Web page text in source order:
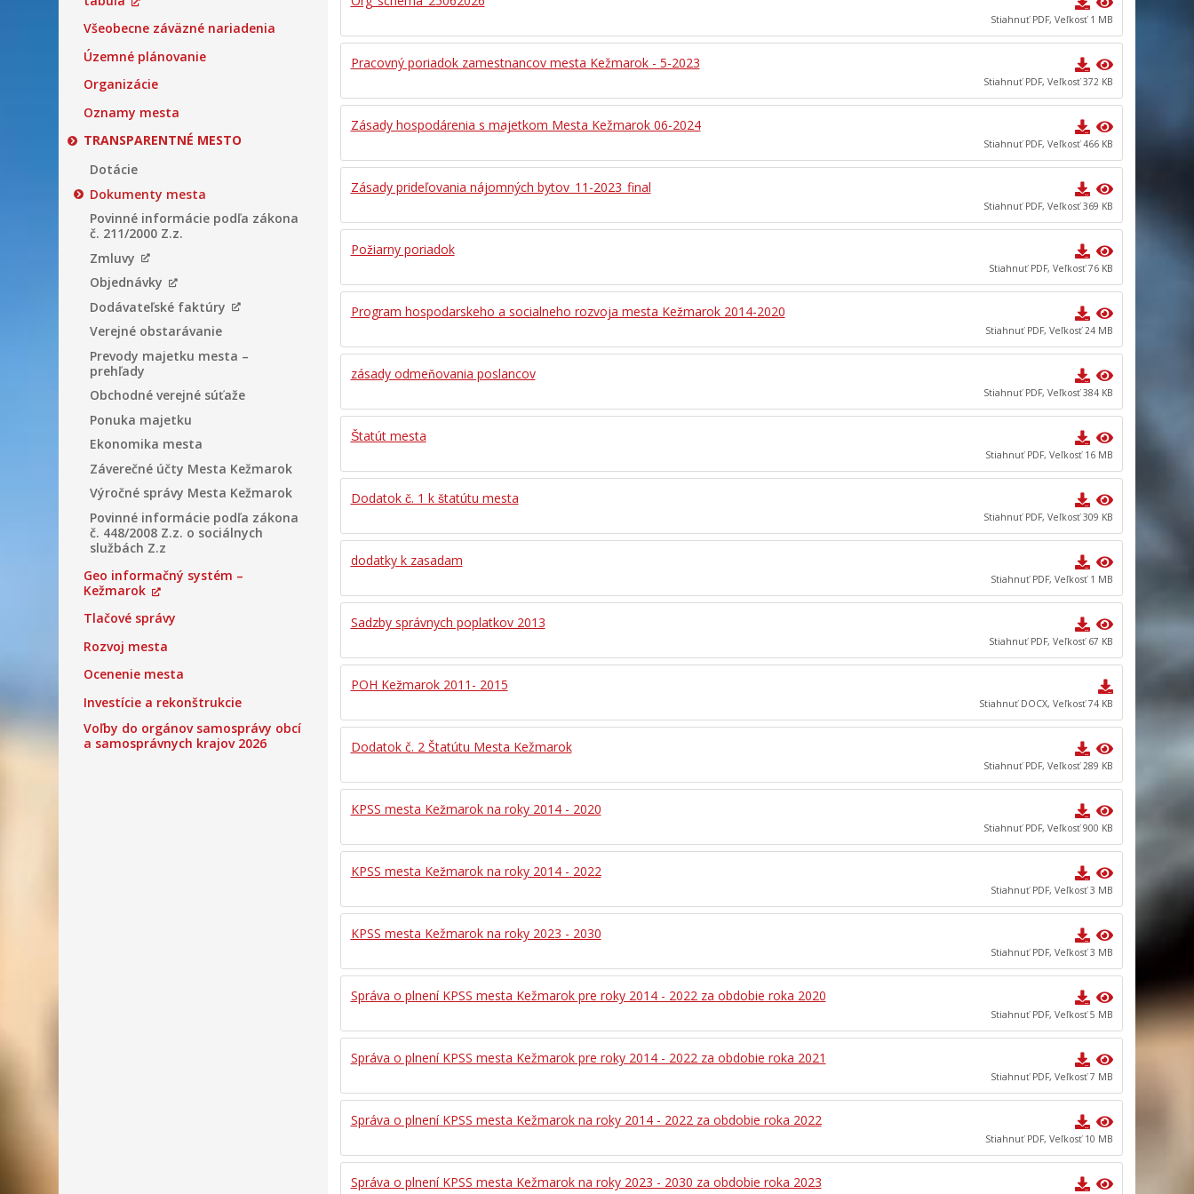
Všeobecne záväzné nariadenia
Územné plánovanie
Organizácie
Oznamy mesta
TRANSPARENTNÉ MESTO
Dotácie
Dokumenty mesta
Povinné informácie podľa zákona
č. 211/2000 Z.z.
Zmluvy
Objednávky
Dodávateľské faktúry
Verejné obstarávanie
Prevody majetku mesta –
prehľady
Obchodné verejné súťaže
Ponuka majetku
Ekonomika mesta
Záverečné účty Mesta Kežmarok
Výročné správy Mesta Kežmarok
Povinné informácie podľa zákona
č. 448/2008 Z.z. o sociálnych
službách Z.z
Geo informačný systém –
Kežmarok
Tlačové správy
Rozvoj mesta
Ocenenie mesta
Investície a rekonštrukcie
Voľby do orgánov samosprávy obcí
a samosprávnych krajov 2026
Stiahnuť PDF, Veľkosť 1 MB
Pracovný poriadok zamestnancov mesta Kežmarok - 5-2023
Stiahnuť PDF, Veľkosť 372 KB
Zásady hospodárenia s majetkom Mesta Kežmarok 06-2024
Stiahnuť PDF, Veľkosť 466 KB
Zásady prideľovania nájomných bytov_11-2023_final
Stiahnuť PDF, Veľkosť 369 KB
Požiarny poriadok
Stiahnuť PDF, Veľkosť 76 KB
Program hospodarskeho a socialneho rozvoja mesta Kežmarok 2014-2020
Stiahnuť PDF, Veľkosť 24 MB
zásady odmeňovania poslancov
Stiahnuť PDF, Veľkosť 384 KB
Štatút mesta
Stiahnuť PDF, Veľkosť 16 MB
Dodatok č. 1 k štatútu mesta
Stiahnuť PDF, Veľkosť 309 KB
dodatky k zasadam
Stiahnuť PDF, Veľkosť 1 MB
Sadzby správnych poplatkov 2013
Stiahnuť PDF, Veľkosť 67 KB
POH Kežmarok 2011- 2015
Stiahnuť DOCX, Veľkosť 74 KB
Dodatok č. 2 Štatútu Mesta Kežmarok
Stiahnuť PDF, Veľkosť 289 KB
KPSS mesta Kežmarok na roky 2014 - 2020
Stiahnuť PDF, Veľkosť 900 KB
KPSS mesta Kežmarok na roky 2014 - 2022
Stiahnuť PDF, Veľkosť 3 MB
KPSS mesta Kežmarok na roky 2023 - 2030
Stiahnuť PDF, Veľkosť 3 MB
Správa o plnení KPSS mesta Kežmarok pre roky 2014 - 2022 za obdobie roka 2020
Stiahnuť PDF, Veľkosť 5 MB
Správa o plnení KPSS mesta Kežmarok pre roky 2014 - 2022 za obdobie roka 2021
Stiahnuť PDF, Veľkosť 7 MB
Správa o plnení KPSS mesta Kežmarok na roky 2014 - 2022 za obdobie roka 2022
Stiahnuť PDF, Veľkosť 10 MB
Správa o plnení KPSS mesta Kežmarok na roky 2023 - 2030 za obdobie roka 2023